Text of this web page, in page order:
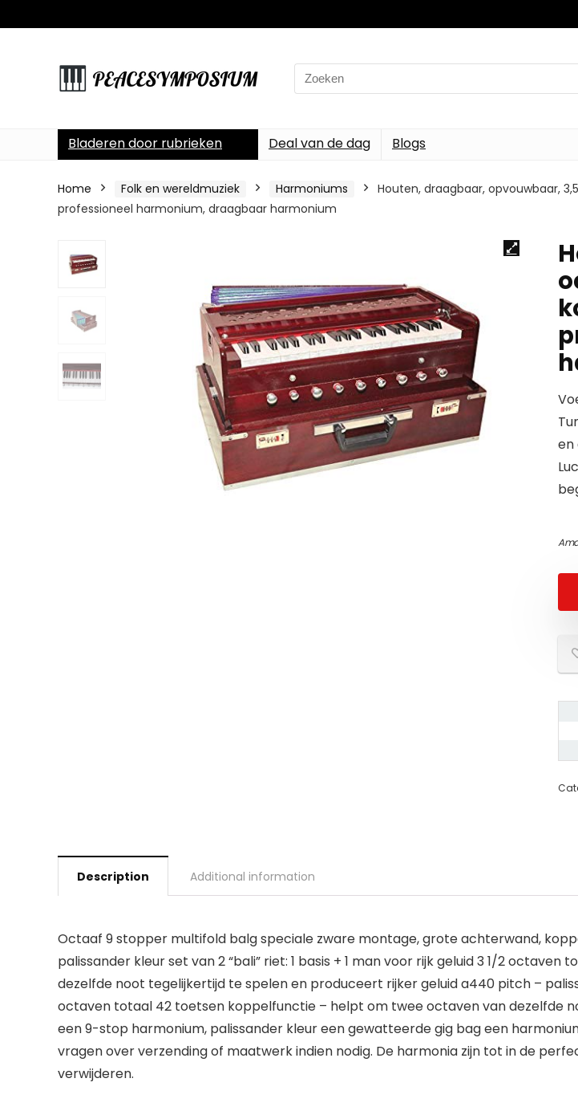
Search
for:
Bladeren door rubrieken Deal van de dag Blogs
Home Folk en wereldmuziek Harmoniums
Houten, draagbaar, opvouwbaar,
professioneel harmonium, draagbaar harmonium
en
Description Additional information
Octaaf 9 stopper multifold balg speciale zware montage, grote achterwand,
palissander kleur set van 2 “bali” riet: 1 basis + 1 man voor rijk geluid 3 1/2
dezelfde noot tegelijkertijd te spelen en produceert rijker geluid a440 pitch –
octaven totaal 42 toetsen koppelfunctie – helpt om twee octaven van dezelfde
een 9-stop harmonium, palissander kleur een gewatteerde gig bag een
vragen over verzending of maatwerk indien nodig. De harmonia zijn tot in de
verwijderen.